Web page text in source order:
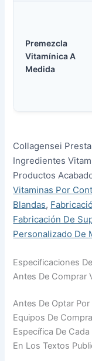
Premezcla
Vitamínica A
Medida
Collagensei
Ingredientes
Productos
Vitaminas Por
Blandas,
Fabricación De
Personalizado De
Especificaciones
Antes De Comprar
Antes De Optar
Equipos De
Específica De
En Los Textos